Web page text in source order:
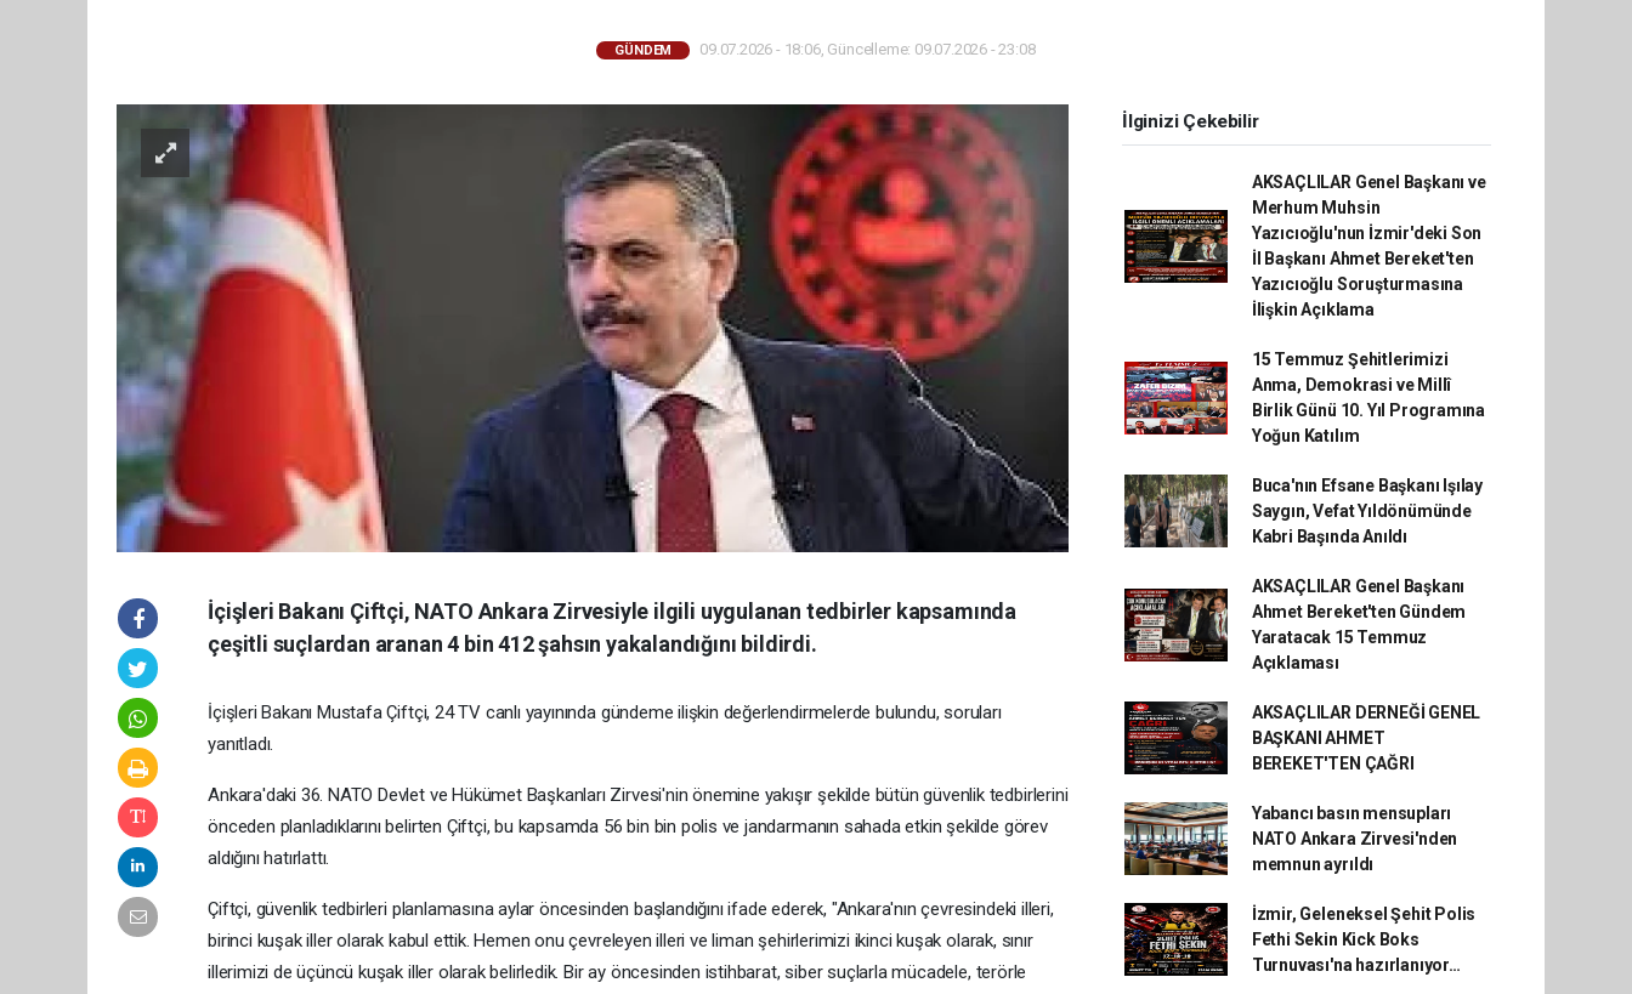
GÜNDEM 09.07.2026 - 18:06, Güncelleme: 09.07.2026 - 23:08
İçişleri Bakanı Çiftçi, NATO Ankara Zirvesiyle ilgili uygulanan tedbirler kapsamında
çeşitli suçlardan aranan 4 bin 412 şahsın yakalandığını bildirdi.
İçişleri Bakanı Mustafa Çiftçi, 24 TV canlı yayınında gündeme ilişkin değerlendirmelerde bulundu, soruları
yanıtladı.
Ankara'daki 36. NATO Devlet ve Hükümet Başkanları Zirvesi'nin önemine yakışır şekilde bütün güvenlik tedbirlerini
önceden planladıklarını belirten Çiftçi, bu kapsamda 56 bin bin polis ve jandarmanın sahada etkin şekilde görev
aldığını hatırlattı.
Çiftçi, güvenlik tedbirleri planlamasına aylar öncesinden başlandığını ifade ederek, "Ankara'nın çevresindeki illeri,
birinci kuşak iller olarak kabul ettik. Hemen onu çevreleyen illeri ve liman şehirlerimizi ikinci kuşak olarak, sınır
illerimizi de üçüncü kuşak iller olarak belirledik. Bir ay öncesinden istihbarat, siber suçlarla mücadele, terörle
İlginizi Çekebilir
AKSAÇLILAR Genel Başkanı ve
Merhum Muhsin
Yazıcıoğlu'nun İzmir'deki Son
İl Başkanı Ahmet Bereket'ten
Yazıcıoğlu Soruşturmasına
İlişkin Açıklama
15 Temmuz Şehitlerimizi
Anma, Demokrasi ve Millî
Birlik Günü 10. Yıl Programına
Yoğun Katılım
Buca'nın Efsane Başkanı Işılay
Saygın, Vefat Yıldönümünde
Kabri Başında Anıldı
AKSAÇLILAR Genel Başkanı
Ahmet Bereket'ten Gündem
Yaratacak 15 Temmuz
Açıklaması
AKSAÇLILAR DERNEĞİ GENEL
BAŞKANI AHMET
BEREKET'TEN ÇAĞRI
Yabancı basın mensupları
NATO Ankara Zirvesi'nden
memnun ayrıldı
İzmir, Geleneksel Şehit Polis
Fethi Sekin Kick Boks
Turnuvası'na hazırlanıyor…